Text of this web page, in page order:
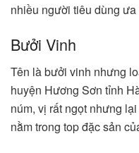
nhiều người tiêu dùng
Bưởi Vinh
Tên là bưởi vinh nhưng
huyện Hương Sơn tỉnh
núm, vị rất ngọt nhưng
nằm trong top đặc sản